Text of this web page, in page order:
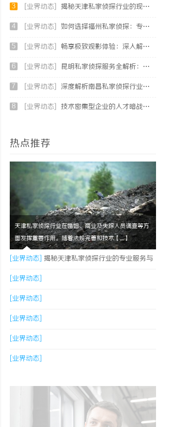
3 [业界动态] 揭秘天津私家侦探行业的现状与发展趋势
4 [业界动态] 如何选择福州私家侦探：专业服务与实用指南详解
5 [业界动态] 畅享极致观影体验：深入解析不卡电影网的独特优势与发展前景
6 [业界动态] 昆明私家侦探服务全解析：专业侦查助您解决疑难问题
7 [业界动态] 深度解析南昌私家侦探行业的发展与应用现状
8 [业界动态] 技术密集型企业的人才暗战：北京商业秘密律师如何守住“人带技术走”的底线
热点推荐
天津私家侦探行业在婚姻、商业及失踪人员调查等方
面发挥重要作用。随着法规完善和技术【....】
[业界动态] 揭秘天津私家侦探行业的专业服务与
发展趋势
[业界动态]
[业界动态]
[业界动态]
[业界动态]
[业界动态]